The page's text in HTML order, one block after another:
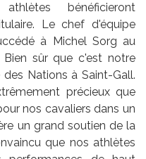
bénéficieront
Le chef d'équipe
à Michel Sorg au
sûr que c'est notre
Nations à Saint-Gall.
précieux que
nos cavaliers dans un
un grand soutien de la
que nos athlètes